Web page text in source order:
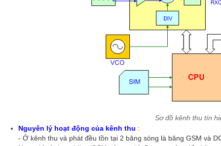
Sơ đồ kênh thu tín
Nguyên lý hoạt động của kênh thu :
- Ở kênh thu và phát đều tồn tại 2 băng sóng là băng GSM và